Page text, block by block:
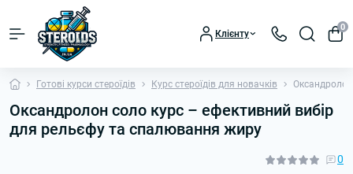
Клієнту
0
Готові курси стероїдів Курс стероїдів для новачків
Оксандролон соло курс – ефективний вибір
для рельєфу та спалювання жиру
0